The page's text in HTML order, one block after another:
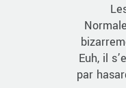
Euh, il
par